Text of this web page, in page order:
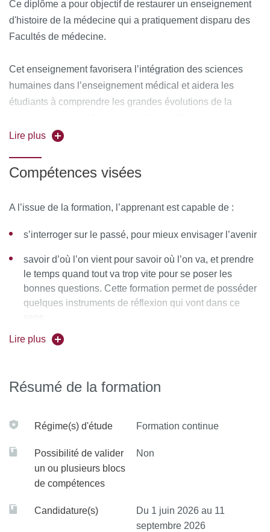
Ce diplôme a pour objectif de restaurer un enseignement
d'histoire de la médecine qui a pratiquement disparu des
Facultés de médecine.
Cet enseignement favorisera l’intégration des sciences
humaines dans l’enseignement médical et aidera les
étudiants à comprendre les grandes évolutions de la
étudiants aux fondements même de leur profession et à
Le diplôme sera largement ouvert en formation initiale aux
pharmacie, maïeutique, odontologie, soins infirmiers...) et
éventuellement d’autres UFR. Il pourra aussi accueillir des
s'intéresseraient à l'évolution des idées et aux progrès de
la médecine.
LE PLUS : En complément de ce DU, nous proposons
principaux thèmes de l’histoire de la médecine par une
des médecins, historiens, des anthropologues, des
philosophes... Il inclura l’histoire des institutions, de la
santé publique et de la médecine sociale. L'histoire de la
médecine sera présentée dans un continuum jusqu'aux
Lire plus
Compétences visées
A l’issue de la formation, l’apprenant est capable de :
s’interroger sur le passé, pour mieux envisager l’avenir
savoir d’où l’on vient pour savoir où l’on va, et prendre
le temps quand tout va trop vite pour se poser les
bonnes questions. Cette formation permet de posséder
quelques instruments de réflexion qui vont dans ce
Lire plus
Résumé de la formation
Régime(s) d'étude Formation continue
Possibilité de valider
un ou plusieurs blocs
de compétences
Non
Candidature(s)
Du 1 juin 2026 au 11
septembre 2026